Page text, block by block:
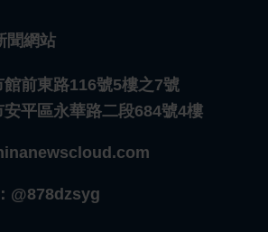
聞網站
館前東路116號5樓之7號
安平區永華路二段684號4樓
@878dzsyg